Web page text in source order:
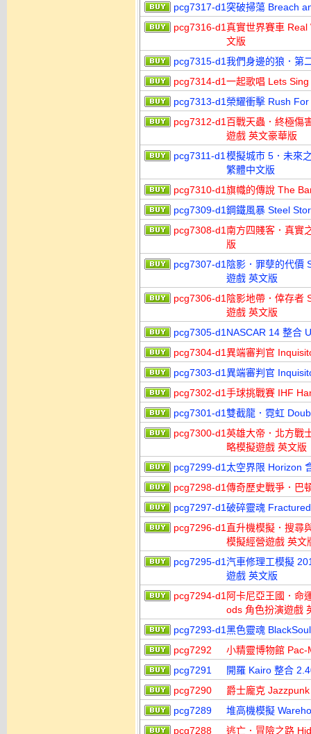
pcg7317-d1突破掃蕩 Breach
pcg7316-d1真實世界賽車
文版
pcg7315-d1我們身邊的狼．第
pcg7314-d1一起歌唱 Lets
pcg7313-d1榮耀衝擊 Rush
pcg7312-d1百戰天蟲．終極傷
遊戲 英文豪華版
pcg7311-d1 模擬城市 5．未來
繁體中文版
pcg7310-d1旗幟的傳說 The
pcg7309-d1鋼鐵風暴 Steel
pcg7308-d1南方四賤客．真實
版
pcg7307-d1 陰影．罪孽的代價
遊戲 英文版
pcg7306-d1 陰影地帶．倖存者
遊戲 英文版
pcg7305-d1 NASCAR 14 整合
pcg7304-d1異端審判官
pcg7303-d1異端審判官
pcg7302-d1手球挑戰賽 IHF
pcg7301-d1雙截龍．霓虹
pcg7300-d1英雄大帝．北方戰
略模擬遊戲 英文版
pcg7299-d1太空界限 Horizon
pcg7298-d1傳奇歷史戰爭．巴
pcg7297-d1破碎靈魂
pcg7296-d1 直升機模擬．搜尋
模擬經營遊戲 英文
pcg7295-d1汽車修理工模擬
遊戲 英文版
pcg7294-d1 阿卡尼亞王國．命
ods 角色扮演遊戲
pcg7293-d1黑色靈魂
pcg7292
小精靈博物館
pcg7291
開羅 Kairo 整合
pcg7290
爵士龐克
pcg7289
堆高機模擬
pcg7288
逃亡．冒險之路